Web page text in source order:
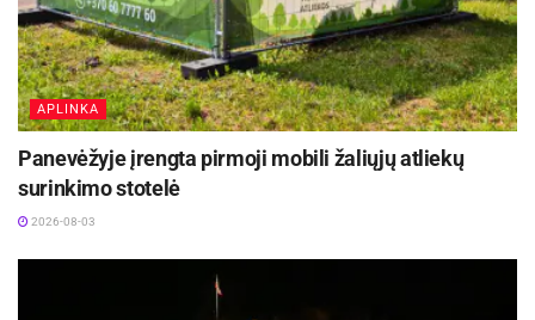
APLINKA
Panevėžyje įrengta pirmoji mobili žaliųjų atliekų
surinkimo stotelė
2026-08-03